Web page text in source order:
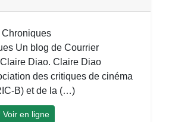
Chroniques
Un blog de Courrier
Diao. Claire Diao
des critiques de cinéma
B) et de la (…)
Voir en ligne